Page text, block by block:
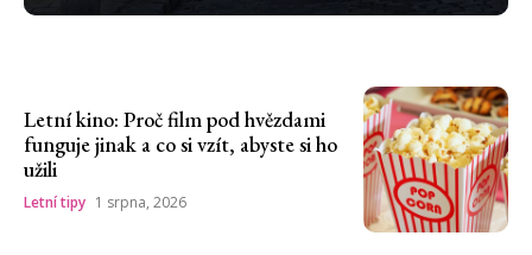
Letní kino: Proč film pod hvězdami
funguje jinak a co si vzít, abyste si ho
užili
Letní tipy 1 srpna, 2026